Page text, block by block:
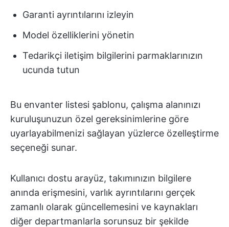
Garanti ayrıntılarını izleyin
Model özelliklerini yönetin
Tedarikçi iletişim bilgilerini parmaklarınızın
ucunda tutun
Bu envanter listesi şablonu, çalışma alanınızı
kuruluşunuzun özel gereksinimlerine göre
uyarlayabilmenizi sağlayan yüzlerce özelleştirme
seçeneği sunar.
Kullanıcı dostu arayüz, takımınızın bilgilere
anında erişmesini, varlık ayrıntılarını gerçek
zamanlı olarak güncellemesini ve kaynakları
diğer departmanlarla sorunsuz bir şekilde